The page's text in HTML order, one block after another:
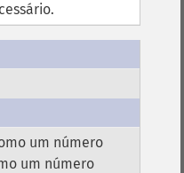
um número
um número